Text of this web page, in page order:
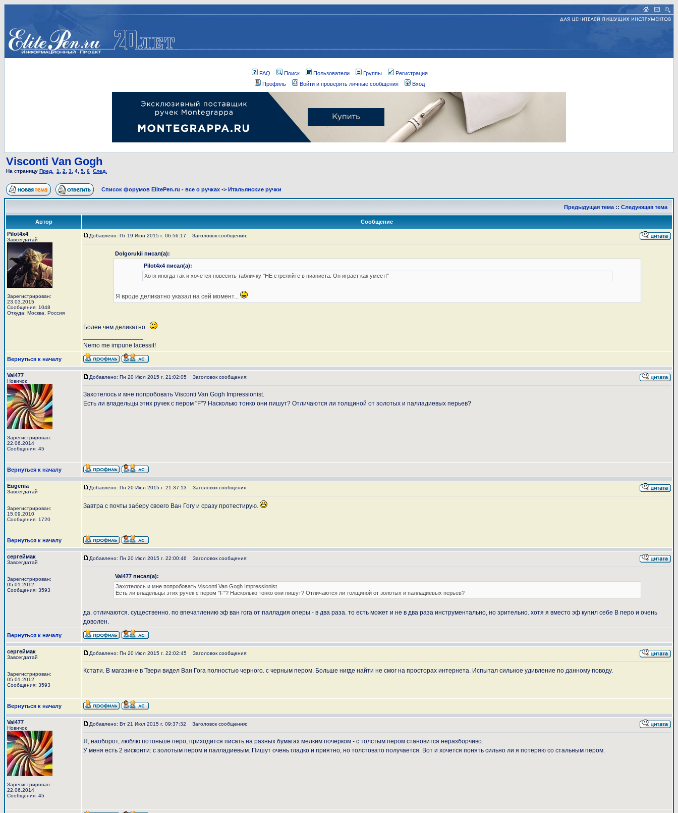
FAQ Поиск Пользователи Группы
Регистрация
Профиль
Войти и проверить личные сообщения Вход
Visconti Van Gogh
На страницу Пред. 1 2 3 4 5 6 След.
Список форумов ElitePen.ru - все о ручках -> Итальянские ручки
Предыдущая тема :: Следующая тема
Автор
Сообщение
Pilot4x4
Завсегдатай
Зарегистрирован:
23.03.2015
Сообщения: 1048
Откуда: Москва, Россия
Добавлено: Пт 19 Июн 2015 г. 06:56:17 Заголовок сообщения:
Dolgorukii писал(а):
Pilot4x4 писал(а):
Хотя иногда так и хочется повесить табличку "НЕ стреляйте в пианиста. Он играет как умеет!"
Я вроде деликатно указал на сей момент...
Более чем деликатно .
Nemo me impune lacessit!
Вернуться к началу
Val477
Новичок
Зарегистрирован:
22.06.2014
Сообщения: 45
Добавлено: Пн 20 Июл 2015 г. 21:02:05 Заголовок сообщения:
Захотелось и мне попробовать Visconti Van Gogh Impressionist.
Есть ли владельцы этих ручек с пером "F"? Насколько тонко они пишут? Отличаются ли толщиной от золотых и палладиевых перьев?
Вернуться к началу
Eugenia
Завсегдатай
Зарегистрирован:
15.09.2010
Сообщения: 1720
Добавлено: Пн 20 Июл 2015 г. 21:37:13 Заголовок сообщения:
Завтра с почты заберу своего Ван Гогу и сразу протестирую.
Вернуться к началу
сергеймак
Завсегдатай
Зарегистрирован:
05.01.2012
Сообщения: 3593
Добавлено: Пн 20 Июл 2015 г. 22:00:46 Заголовок сообщения:
Val477 писал(а):
Захотелось и мне попробовать Visconti Van Gogh Impressionist.
Есть ли владельцы этих ручек с пером "F"? Насколько тонко они пишут? Отличаются ли толщиной от золотых и палладиевых перьев?
да. отличаются. существенно. по впечатлению эф ван гога от палладия оперы - в два раза. то есть может и не в два раза инструментально, но зрительно. хотя я вместо эф купил себе В перо и очень
доволен.
Вернуться к началу
сергеймак
Завсегдатай
Зарегистрирован:
05.01.2012
Сообщения: 3593
Добавлено: Пн 20 Июл 2015 г. 22:02:45 Заголовок сообщения:
Кстати. В магазине в Твери видел Ван Гога полностью черного. с черным пером. Больше нигде найти не смог на просторах интернета. Испытал сильное удивление по данному поводу.
Вернуться к началу
Val477
Новичок
Зарегистрирован:
22.06.2014
Сообщения: 45
Добавлено: Вт 21 Июл 2015 г. 09:37:32 Заголовок сообщения:
Я, наоборот, люблю потоньше перо, приходится писать на разных бумагах мелким почерком - с толстым пером становится неразборчиво.
У меня есть 2 висконти: с золотым пером и палладиевым. Пишут очень гладко и приятно, но толстовато получается. Вот и хочется понять сильно ли я потеряю со стальным пером.